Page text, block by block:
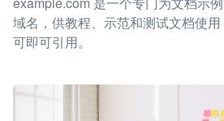
域名，供教程、示范和测试文档使
可即可引用。